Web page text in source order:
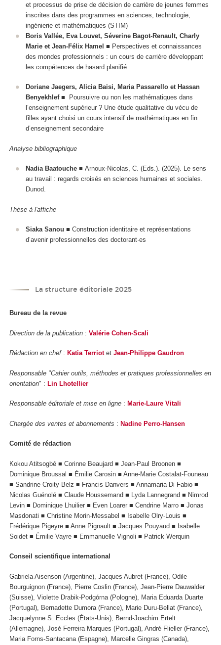
et processus de prise de décision de carrière de jeunes femmes
inscrites dans des programmes en sciences, technologie,
ingénierie et mathématiques (STIM)
Boris Vallée, Eva Louvet, Séverine Bagot-Renault, Charly
Marie et Jean-Félix Hamel ■ Perspectives et connaissances
des mondes professionnels : un cours de carrière développant
les compétences de hasard planifié
Doriane Jaegers, Alicia Baisi, Maria Passarello et Hassan
Benyekhlef ■
Poursuivre ou non les mathématiques dans
l’enseignement supérieur ? Une étude qualitative du vécu de
filles ayant choisi un cours intensif de mathématiques en fin
d’enseignement secondaire
Analyse bibliographique
Nadia Baatouche ■ Arnoux-Nicolas, C. (Eds.). (2025). Le sens
au travail : regards croisés en sciences humaines et sociales.
Dunod.
Thèse à l'affiche
Siaka Sanou ■ Construction identitaire et représentations
d’avenir professionnelles des doctorant·es
La structure éditoriale 2025
Bureau de la revue
Direction de la publication : Valérie Cohen-Scali
Rédaction en chef: Katia Terriot et Jean-Philippe Gaudron
Responsable "Cahier outils, méthodes et pratiques professionnelles en
orientation" : Lin Lhotellier
Responsable éditoriale et mise en ligne : Marie-Laure Vitali
Chargée des ventes et abonnements : Nadine Perro-Hansen
Comité de rédaction
Kokou Atitsogbé ■ Corinne Beaujard ■ Jean-Paul Broonen ■
Dominique Broussal ■ Émilie Carosin ■ Anne-Marie Costalat-Founeau
■ Sandrine Croity-Belz ■ Francis Danvers ■ Annamaria Di Fabio ■
Nicolas Guénolé ■ Claude Houssemand ■ Lyda Lannegrand ■ Nimrod
Levin ■ Dominique Lhuilier ■ Even Loarer ■ Cendrine Marro ■ Jonas
Masdonati ■ Christine Morin-Messabel ■ Isabelle Olry-Louis ■
Frédérique Pigeyre ■ Anne Pignault ■ Jacques Pouyaud ■ Isabelle
Soidet ■ Émilie Vayre ■ Emmanuelle Vignoli ■ Patrick Werquin
Conseil scientifique international
Gabriela Aisenson (Argentine), Jacques Aubret (France), Odile
Bourguignon (France), Pierre Coslin (France), Jean-Pierre Dauwalder
(Suisse), Violette Drabik-Podgórna (Pologne), Maria Eduarda Duarte
(Portugal), Bernadette Dumora (France), Marie Duru-Bellat (France),
Jacquelynne S. Eccles (États-Unis), Bernd-Joachim Ertelt
(Allemagne), José Ferreira Marques (Portugal), André Flieller (France),
Maria Forns-Santacana (Espagne), Marcelle Gingras (Canada),